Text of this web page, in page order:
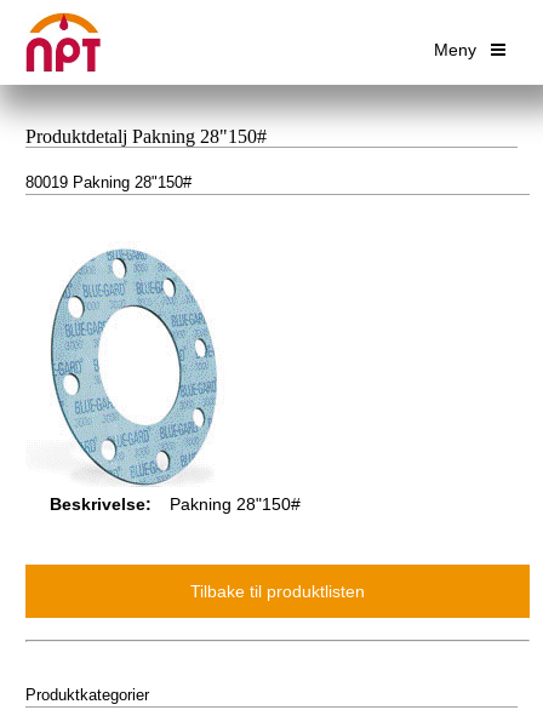
Meny
Produktdetalj Pakning 28"150#
80019 Pakning 28"150#
Beskrivelse: Pakning 28"150#
Produktkategorier